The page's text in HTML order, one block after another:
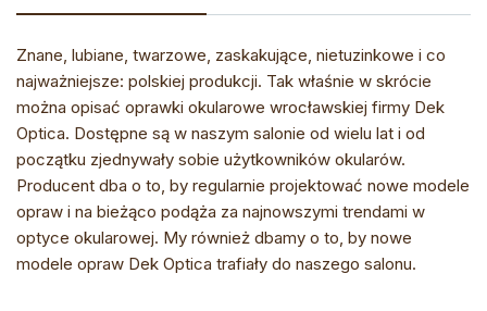
Znane, lubiane, twarzowe, zaskakujące, nietuzinkowe i co
najważniejsze: polskiej produkcji. Tak właśnie w skrócie
można opisać oprawki okularowe wrocławskiej firmy Dek
Optica. Dostępne są w naszym salonie od wielu lat i od
początku zjednywały sobie użytkowników okularów.
Producent dba o to, by regularnie projektować nowe modele
opraw i na bieżąco podąża za najnowszymi trendami w
optyce okularowej. My również dbamy o to, by nowe
modele opraw Dek Optica trafiały do naszego salonu.